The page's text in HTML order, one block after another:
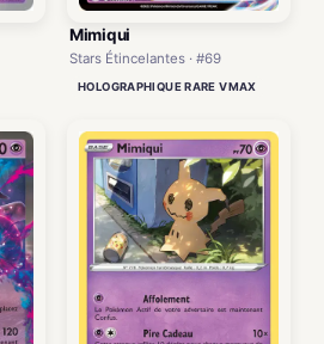
Mimiqui
Stars Étincelantes · #69
HOLOGRAPHIQUE RARE VMAX